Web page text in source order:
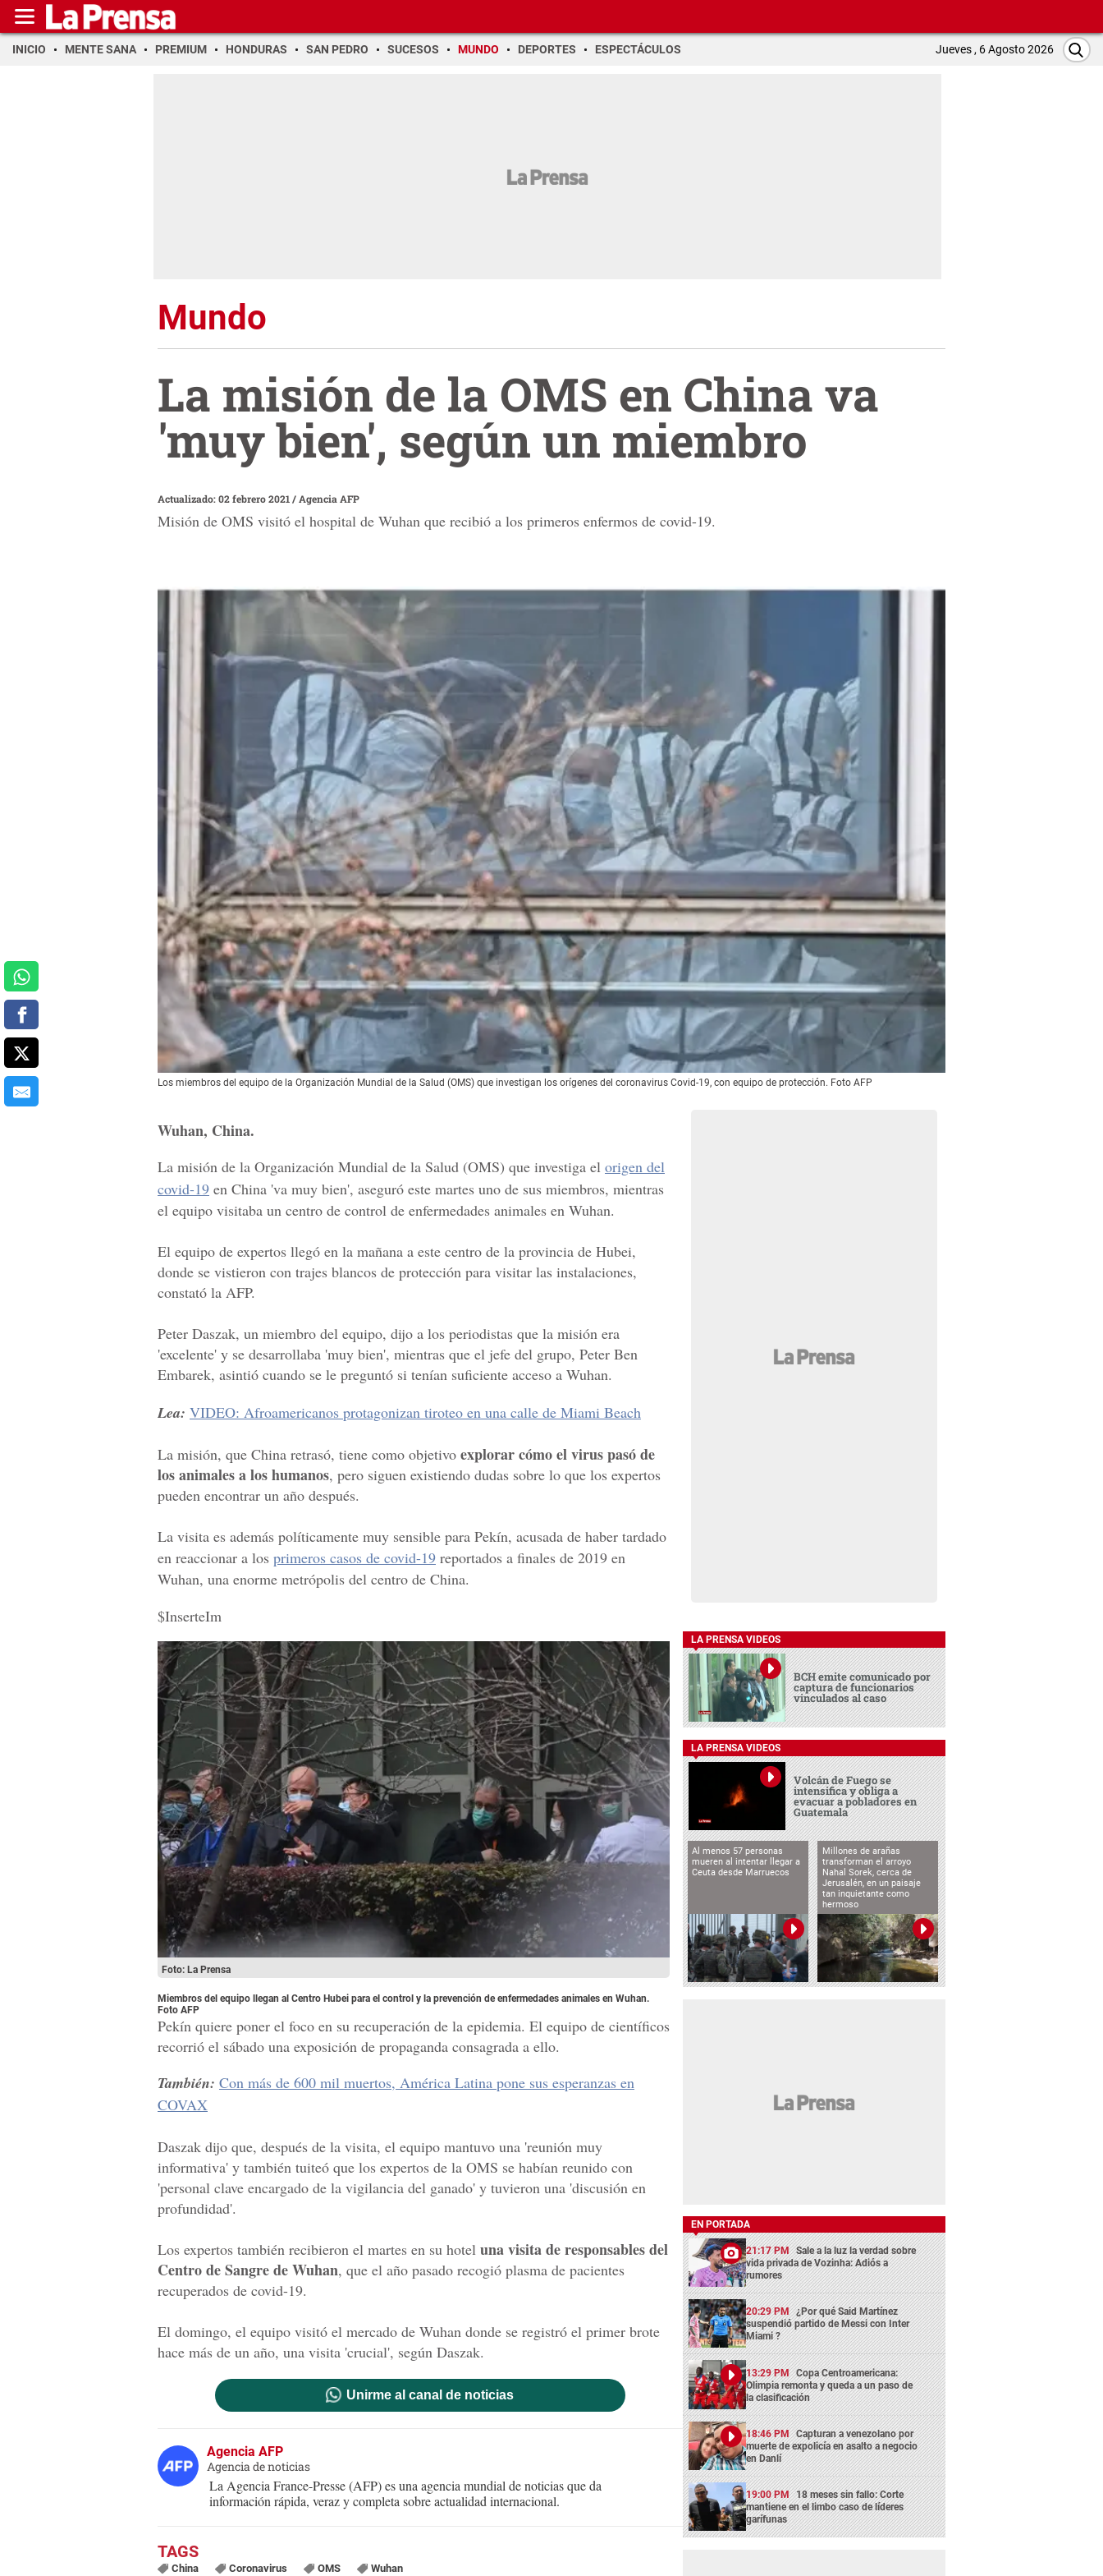
INICIO MENTE SANA PREMIUM HONDURAS SAN PEDRO SUCESOS MUNDO DEPORTES ESPECTÁCULOS Jueves , 6 Agosto 2026
Mundo
La misión de la OMS en China va
'muy bien', según un miembro
Actualizado: 02 febrero 2021 / Agencia AFP
Misión de OMS visitó el hospital de Wuhan que recibió a los primeros enfermos de covid-19.
Los miembros del equipo de la Organización Mundial de la Salud (OMS) que investigan los orígenes del coronavirus Covid-19, con equipo de protección. Foto AFP
Wuhan, China.
La misión de la Organización Mundial de la Salud (OMS) que investiga el origen del
covid-19 en China 'va muy bien', aseguró este martes uno de sus miembros, mientras
el equipo visitaba un centro de control de enfermedades animales en Wuhan.
El equipo de expertos llegó en la mañana a este centro de la provincia de Hubei,
donde se vistieron con trajes blancos de protección para visitar las instalaciones,
constató la AFP.
Peter Daszak, un miembro del equipo, dijo a los periodistas que la misión era
'excelente' y se desarrollaba 'muy bien', mientras que el jefe del grupo, Peter Ben
Embarek, asintió cuando se le preguntó si tenían suficiente acceso a Wuhan.
Lea: VIDEO: Afroamericanos protagonizan tiroteo en una calle de Miami Beach
La misión, que China retrasó, tiene como objetivo explorar cómo el virus pasó de
los animales a los humanos, pero siguen existiendo dudas sobre lo que los expertos
pueden encontrar un año después.
La visita es además políticamente muy sensible para Pekín, acusada de haber tardado
en reaccionar a los primeros casos de covid-19 reportados a finales de 2019 en
Wuhan, una enorme metrópolis del centro de China.
$InserteIm
Foto: La Prensa
Miembros del equipo llegan al Centro Hubei para el control y la prevención de enfermedades animales en Wuhan.
Foto AFP
Pekín quiere poner el foco en su recuperación de la epidemia. El equipo de científicos
recorrió el sábado una exposición de propaganda consagrada a ello.
También: Con más de 600 mil muertos, América Latina pone sus esperanzas en
COVAX
Daszak dijo que, después de la visita, el equipo mantuvo una 'reunión muy
informativa' y también tuiteó que los expertos de la OMS se habían reunido con
'personal clave encargado de la vigilancia del ganado' y tuvieron una 'discusión en
profundidad'.
Los expertos también recibieron el martes en su hotel una visita de responsables del
Centro de Sangre de Wuhan, que el año pasado recogió plasma de pacientes
recuperados de covid-19.
El domingo, el equipo visitó el mercado de Wuhan donde se registró el primer brote
hace más de un año, una visita 'crucial', según Daszak.
Unirme al canal de noticias
Agencia AFP
Agencia de noticias
La Agencia France-Presse (AFP) es una agencia mundial de noticias que da
información rápida, veraz y completa sobre actualidad internacional.
China Coronavirus OMS Wuhan
LA PRENSA VIDEOS
BCH emite comunicado por
captura de funcionarios
vinculados al caso
LA PRENSA VIDEOS
Volcán de Fuego se
intensifica y obliga a
evacuar a pobladores en
Guatemala
Al menos 57 personas
mueren al intentar llegar a
Ceuta desde Marruecos
Millones de arañas
transforman el arroyo
Nahal Sorek, cerca de
Jerusalén, en un paisaje
tan inquietante como
hermoso
EN PORTADA
21:17 PM Sale a la luz la verdad sobre
vida privada de Vozinha: Adiós a
rumores
20:29 PM ¿Por qué Said Martínez
suspendió partido de Messi con Inter
Miami ?
13:29 PM Copa Centroamericana:
Olimpia remonta y queda a un paso de
la clasificación
18:46 PM Capturan a venezolano por
muerte de expolicía en asalto a negocio
en Danlí
19:00 PM 18 meses sin fallo: Corte
mantiene en el limbo caso de líderes
garífunas